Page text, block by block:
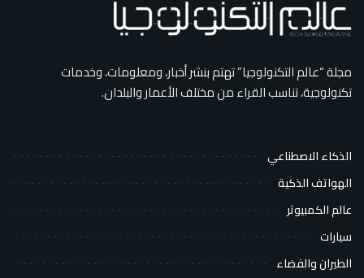
مجلة “عالم التكنولوجيا” تهتم بنشر أخبار، ومعلومات، وخدمات
تكنولوجية، تناسب القراء من مختلف الأعمار والبلدان.
الذكاء الاصطناعي
الهواتف الذكية
عالم الكمبيوتر
سيارات
الطيران والفضاء